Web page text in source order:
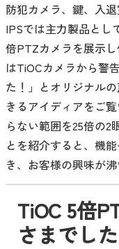
防犯カメラ、鍵、入
IPSでは主力製品とし
倍PTZカメラを展示
はTiOCカメラから警
た！」とオリジナル
きるアイディアをご
らない範囲を25倍の2
とを紹介すると、機
き、お客様の興味が
TiOC 5倍
さまでし